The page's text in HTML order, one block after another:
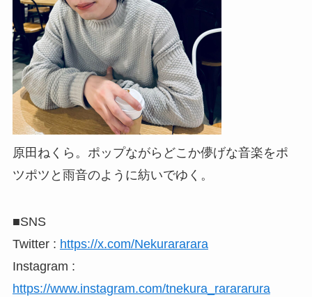
原田ねくら。ポップながらどこか儚げな音楽をポ
ツポツと雨音のように紡いでゆく。
■SNS
Twitter : https://x.com/Nekurararara
Instagram :
https://www.instagram.com/tnekura_rarararura